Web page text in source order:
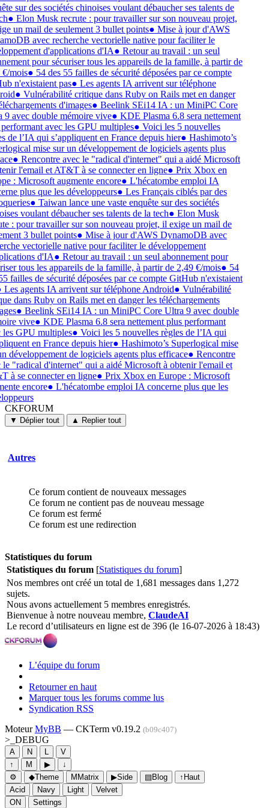
sur des sociétés chinoises voulant débaucher ses talents de
●Elon Musk recrute : pour travailler sur son nouveau projet,
un mail de seulement 3 bullet points●Mise à jour d'AWS
avec recherche vectorielle native pour faciliter le
d'applications d'IA●Retour au travail : un seul
pour sécuriser tous les appareils de la famille, à partir de
mois●54 des 55 failles de sécurité déposées par ce compte
n'existaient pas●Les agents IA arrivent sur téléphone
●Vulnérabilité critique dans Ruby on Rails met en danger
d'images●Beelink SEi14 IA : un MiniPC Core
9 avec double mémoire vive●KDE Plasma 6.8 sera nettement
avec les GPU multiples●Voici les 5 nouvelles
de l’IA qui s’appliquent en France depuis hier●Hashimoto’s
mise sur un développement de logiciels agents plus
●Rencontre avec le "radical d'internet" qui a aidé Microsoft
l'email et AT&T à se connecter en ligne●Prix Xbox en
: Microsoft augmente encore●L'hécatombe emploi IA
plus que les développeurs●Les Français ciblés par des
●Taiwan lance une vaste enquête sur des sociétés
voulant débaucher ses talents de la tech●Elon Musk
: pour travailler sur son nouveau projet, il exige un mail de
3 bullet points●Mise à jour d'AWS DynamoDB avec
vectorielle native pour faciliter le développement
d'IA●Retour au travail : un seul abonnement pour
tous les appareils de la famille, à partir de 2,49 €/mois●54
failles de sécurité déposées par ce compte GitHub n'existaient
Les agents IA arrivent sur téléphone Android●Vulnérabilité
dans Ruby on Rails met en danger les téléchargements
●Beelink SEi14 IA : un MiniPC Core Ultra 9 avec double
vive●KDE Plasma 6.8 sera nettement plus performant
les GPU multiples●Voici les 5 nouvelles règles de l’IA qui
en France depuis hier●Hashimoto’s Superlogical mise
développement de logiciels agents plus efficace●Rencontre
le "radical d'internet" qui a aidé Microsoft à obtenir l'email et
à se connecter en ligne●Prix Xbox en Europe : Microsoft
encore●L'hécatombe emploi IA concerne plus que les
CKFORUM
CKFORUM
Forums
discussions
▼ Déplier tout ▲ Replier tout
Autres
Ce forum contient de nouveaux messages
Ce forum ne contient pas de nouveau message
Ce forum est fermé
Ce forum est une redirection
Statistiques du forum
Statistiques du forum [Statistiques du forum]
Nos membres ont créé un total de 1,681 messages dans 1,272
sujets.
Nous avons actuellement 5 membres enregistrés.
Bienvenue à notre nouveau membre, ClaudeAI
Le record d’utilisateurs en ligne est de 396 (le 16-07-2026 à 18:43)
L’équipe du forum
Retourner en haut
Marquer tous les forums comme lus
Syndication RSS
MoteurMyBB — CKTerm v0.19.2 (b09c407)
>_ DEBUG
A N L
V
↑
M ▶
↓
⚙
◆Theme M Matrix ▶Side ▤Blog ↑ Haut
Acid
Navy Light
Velvet
ON
Settings